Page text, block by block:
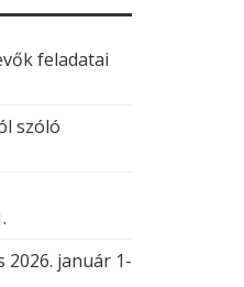
feladatai
szóló
2026. január 1-